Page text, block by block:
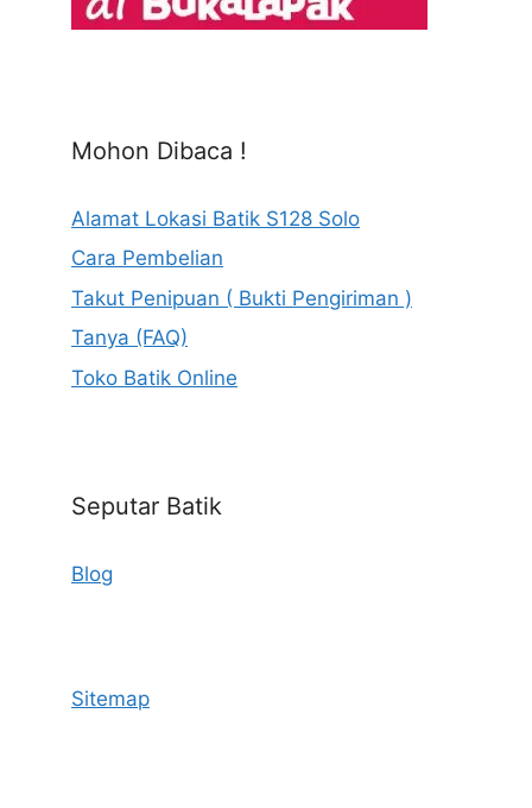
Mohon Dibaca !
Alamat Lokasi Batik S128 Solo
Cara Pembelian
Takut Penipuan ( Bukti Pengiriman )
Tanya (FAQ)
Toko Batik Online
Seputar Batik
Blog
Sitemap